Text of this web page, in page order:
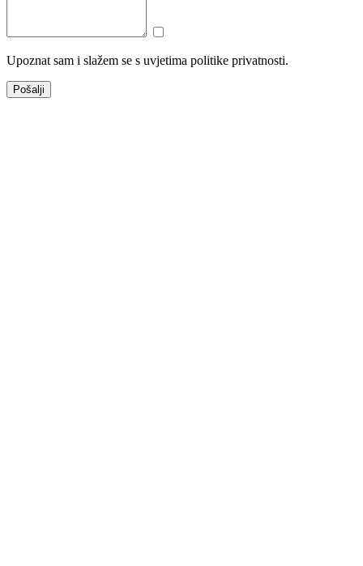
Upoznat sam i slažem se s uvjetima politike privatnosti.
Pošalji